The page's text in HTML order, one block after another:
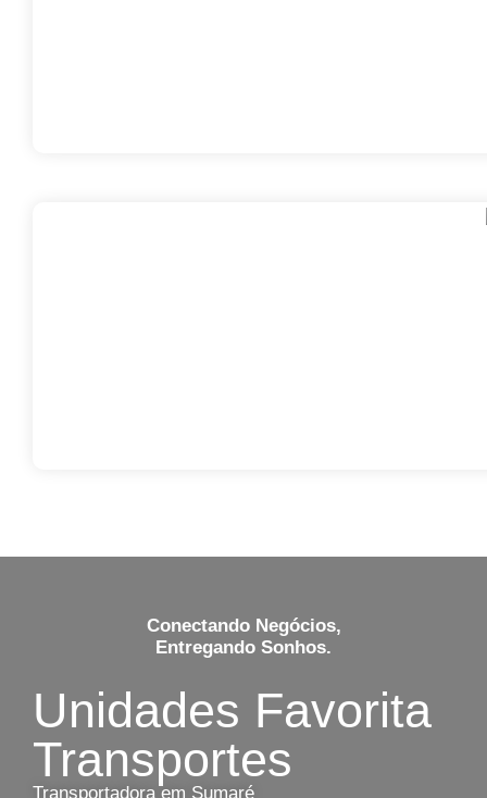
Conectando Negócios,
Entregando Sonhos.
Unidades Favorita
Transportes
Transportadora em Sumaré